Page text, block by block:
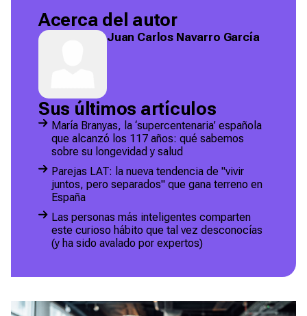
Acerca del autor
Juan Carlos Navarro García
Sus últimos artículos
María Branyas, la ‘supercentenaria’ española
que alcanzó los 117 años: qué sabemos
sobre su longevidad y salud
Parejas LAT: la nueva tendencia de "vivir
juntos, pero separados" que gana terreno en
España
Las personas más inteligentes comparten
este curioso hábito que tal vez desconocías
(y ha sido avalado por expertos)